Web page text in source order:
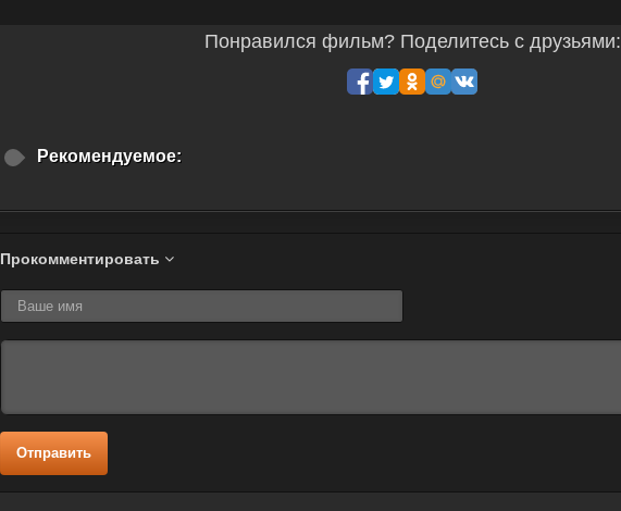
Понравился фильм? Поделитесь с друзьями:
Рекомендуемое:
Прокомментировать
Отправить